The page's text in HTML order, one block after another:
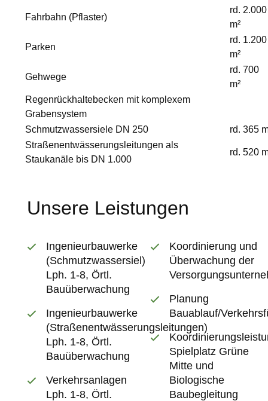
Fahrbahn (Pflaster)
rd. 2.000
m²
Parken
rd. 1.200
m²
Gehwege
rd. 700
m²
Regenrückhaltebecken mit komplexem
Grabensystem
Schmutzwassersiele DN 250
rd. 365
Straßenentwässerungsleitungen als
Staukanäle bis DN 1.000
rd. 520
Unsere Leistungen
Ingenieurbauwerke
(Schmutzwassersiel)
Lph. 1-8, Örtl.
Bauüberwachung
Ingenieurbauwerke
(Straßenentwässerungsleitungen)
Lph. 1-8, Örtl.
Bauüberwachung
Verkehrsanlagen
Lph. 1-8, Örtl.
Koordinierung und
Überwachung der
Planung
Bauablauf/
Spielplatz Grüne
Mitte und
Biologische
Baubegleitung